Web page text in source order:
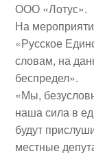
ООО «Лотус».
На
«Русское
словам, на
беспредел».
«Мы,
наша сила в
будут
местные